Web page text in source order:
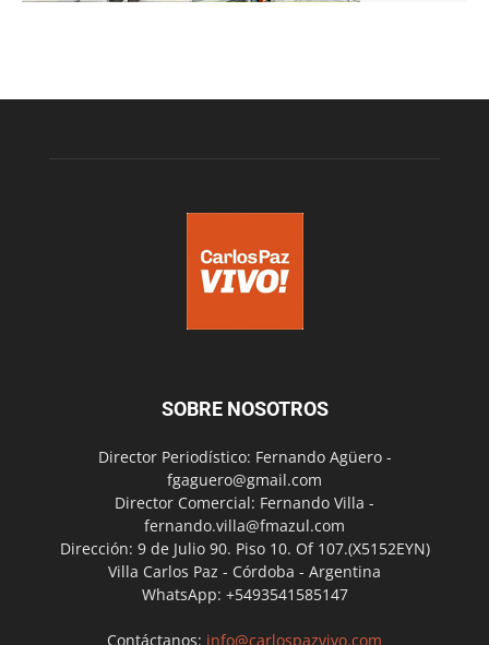
SOBRE NOSOTROS
Director Periodístico: Fernando Agüero -
fgaguero@gmail.com
Director Comercial: Fernando Villa -
fernando.villa@fmazul.com
Dirección: 9 de Julio 90. Piso 10. Of 107.(X5152EYN)
Villa Carlos Paz - Córdoba - Argentina
WhatsApp: +5493541585147
Contáctanos: info@carlospazvivo.com